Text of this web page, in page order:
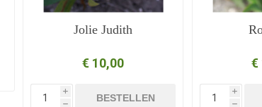
Jolie Judith
€ 10,00
i
h
BESTELLEN
€
i
h